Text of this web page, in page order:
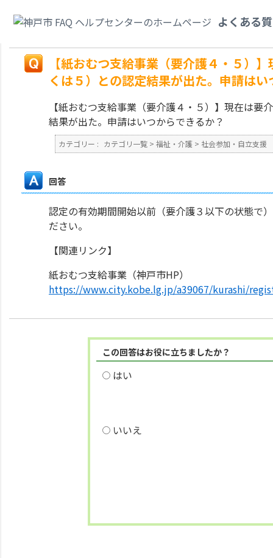
よくある
４（もしくは５）との認定結果が出た。申請はいつからできるか？
【紙おむつ支給事業（要介護４・５）
くは５）との認定結果が出た。申請は
【紙おむつ支給事業（要介護４・５）】現在は
結果が出た。申請はいつからできるか？
カテゴリー : カテゴリ一覧 > 福祉・介護 > 社会参加・自立支援
回答
認定の有効期間開始以前（要介護３以下の状態で
ださい。
【関連リンク】
紙おむつ支給事業（神戸市HP）
https://www.city.kobe.lg.jp/a39067/kurashi/
この回答はお役に立ちましたか？
はい
いいえ